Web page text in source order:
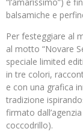
balsamiche e
Per festeggiare al
al motto “Novare
speciale limited
in tre colori,
e con una grafica
tradizione
firmato
coccodrillo).